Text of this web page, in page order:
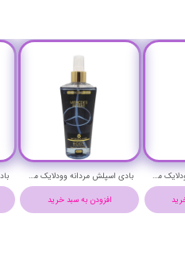
بادی اسپلش زنانه وودلایک مدل اکلت حجم 250 میلی لیتر - WOODLIKE ECLAT BODY SPLASH
افزودن به سبد خرید
بادی اسپلش زنانه وودلایک مدل گود گرل حجم 250 میلی لیتر - WOODLIKE GOOD GIRL BODY SPLASH